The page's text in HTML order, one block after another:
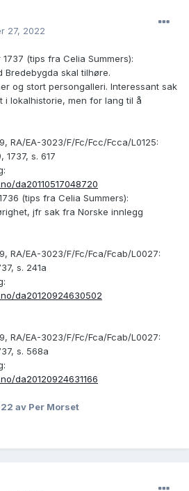
27, 2022
(tips fra Celia Summers):
Bredebygda skal tilhøre.
og stort persongalleri. Interessant sak
i lokalhistorie, men for lang til å
RA/EA-3023/F/Fc/Fcc/Fcca/L0125:
1737, s. 617
da20110517048720
(tips fra Celia Summers):
jfr sak fra Norske innlegg
RA/EA-3023/F/Fc/Fca/Fcab/L0027:
s. 241a
da20120924630502
RA/EA-3023/F/Fc/Fca/Fcab/L0027:
s. 568a
da20120924631166
av Per Morset